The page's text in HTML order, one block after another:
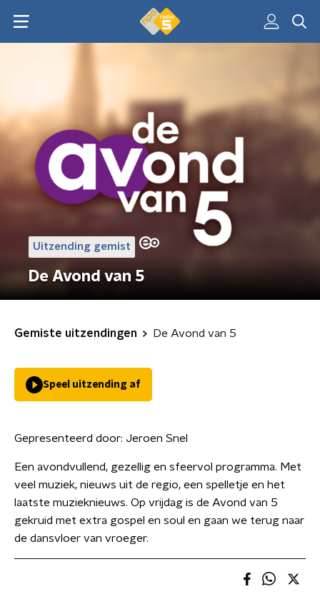
Uitzending gemist
De Avond van 5
Gemiste uitzendingen De Avond van 5
Speel uitzending af
Gepresenteerd door: Jeroen Snel
Een avondvullend, gezellig en sfeervol programma. Met
veel muziek, nieuws uit de regio, een spelletje en het
laatste muzieknieuws. Op vrijdag is de Avond van 5
gekruid met extra gospel en soul en gaan we terug naar
de dansvloer van vroeger.